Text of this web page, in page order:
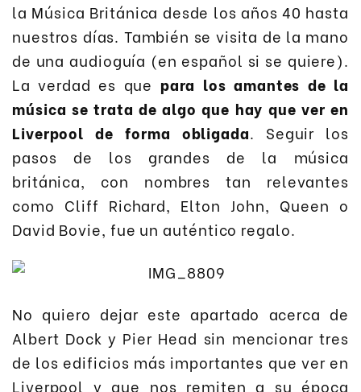
la Música Británica desde los años 40 hasta
nuestros días. También se visita de la mano
de una audioguía (en español si se quiere).
La verdad es que para los amantes de la
música se trata de algo que hay que ver en
Liverpool de forma obligada. Seguir los
pasos de los grandes de la música
británica, con nombres tan relevantes
como Cliff Richard, Elton John, Queen o
David Bovie, fue un auténtico regalo.
No quiero dejar este apartado acerca de
Albert Dock y Pier Head sin mencionar tres
de los edificios más importantes que ver en
Liverpool y que nos remiten a su época